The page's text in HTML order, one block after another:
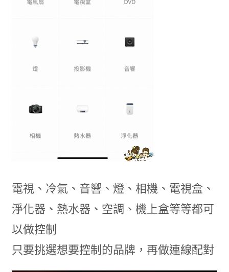
電視、冷氣、音響、燈、相機、電視盒、
淨化器、熱水器、空調、機上盒等等都可
以做控制
只要挑選想要控制的品牌，再做連線配對